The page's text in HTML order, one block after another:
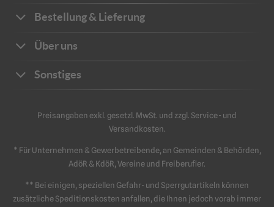
Bestellung & Lieferung
Zahlungsarten
Frachtkosten
Schriftliche Angebote
Retouren & Reklamation
Über uns
Unternehmen
Kontakt
Sonstiges
Impressum
Preisangaben exkl. gesetzl. MwSt. und zzgl. Service- und
Versandkosten.
* Für Unternehmen & Gewerbetreibende, an Gemeinden & Behörden,
AdöR & KdöR, Vereine und Freiberufler.
** Bei einigen, speziellen Gefahr- und Sperrgutartikeln können
zusätzliche Speditionskosten anfallen, die Ihnen jedoch vorab immer